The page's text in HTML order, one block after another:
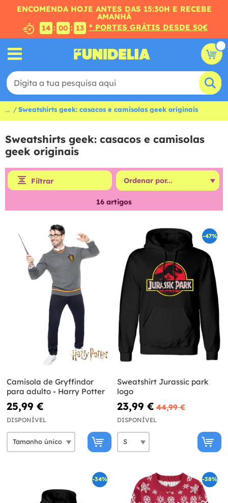
ENCOMENDA HOJE ANTES DAS 15:30H E RECEBE
AMANHÃ
14 : 00 : 13 * PORTES GRÁTIS DESDE 50€
... Sweatshirts geek: casacos e camisolas geek originais
Sweatshirts geek: casacos e camisolas
geek originais
Filtrar
16 artigos
Camisola de Gryffindor
para adulto - Harry Potter
25,99 €
DISPONÍVEL
-47%
Sweatshirt Jurassic park
logo
23,99 € 44,99 €
DISPONÍVEL
-34% -38%